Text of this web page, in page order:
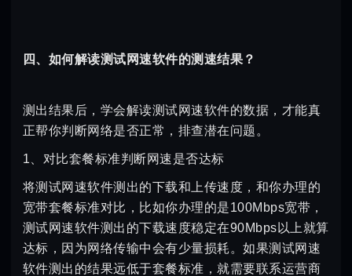
四、如何解读测试网速软件的测速结果？
测出结果后，学会解读测试网速软件的数据，才能真
正帮你判断网络是否正常，排查潜在问题。
1、对比套餐标准判断网速是否达标
将测试网速软件测出的下载和上传速度，和你办理的
宽带套餐标准对比，比如你办理的是100Mbps宽带，
测试网速软件测出的下载速度稳定在90Mbps以上就算
达标，因为网络传输中会有少量损耗。如果测试网速
软件测出的结果远低于套餐标准，就需要联系运营商